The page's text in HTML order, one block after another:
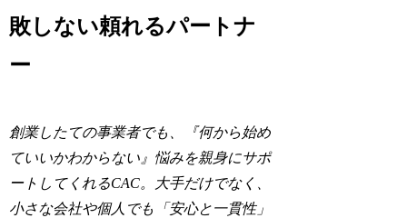
敗しない頼れるパートナ
ー
創業したての事業者でも、『何から始め
ていいかわからない』悩みを親身にサポ
ートしてくれるCAC。大手だけでなく、
小さな会社や個人でも「安心と一貫性」